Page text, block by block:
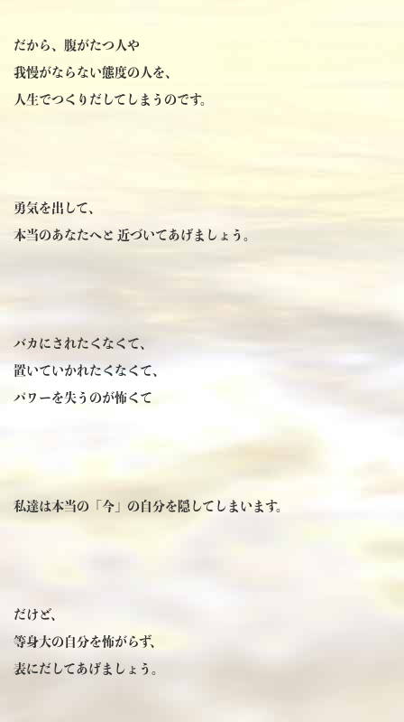
だから、腹がたつ人や
我慢がならない態度の人を、
人生でつくりだしてしまうのです。
勇気を出して、
本当のあなたへと 近づいてあげましょう。
バカにされたくなくて、
置いていかれたくなくて、
パワーを失うのが怖くて
私達は本当の「今」の自分を隠してしまいます。
だけど、
等身大の自分を怖がらず、
表にだしてあげましょう。